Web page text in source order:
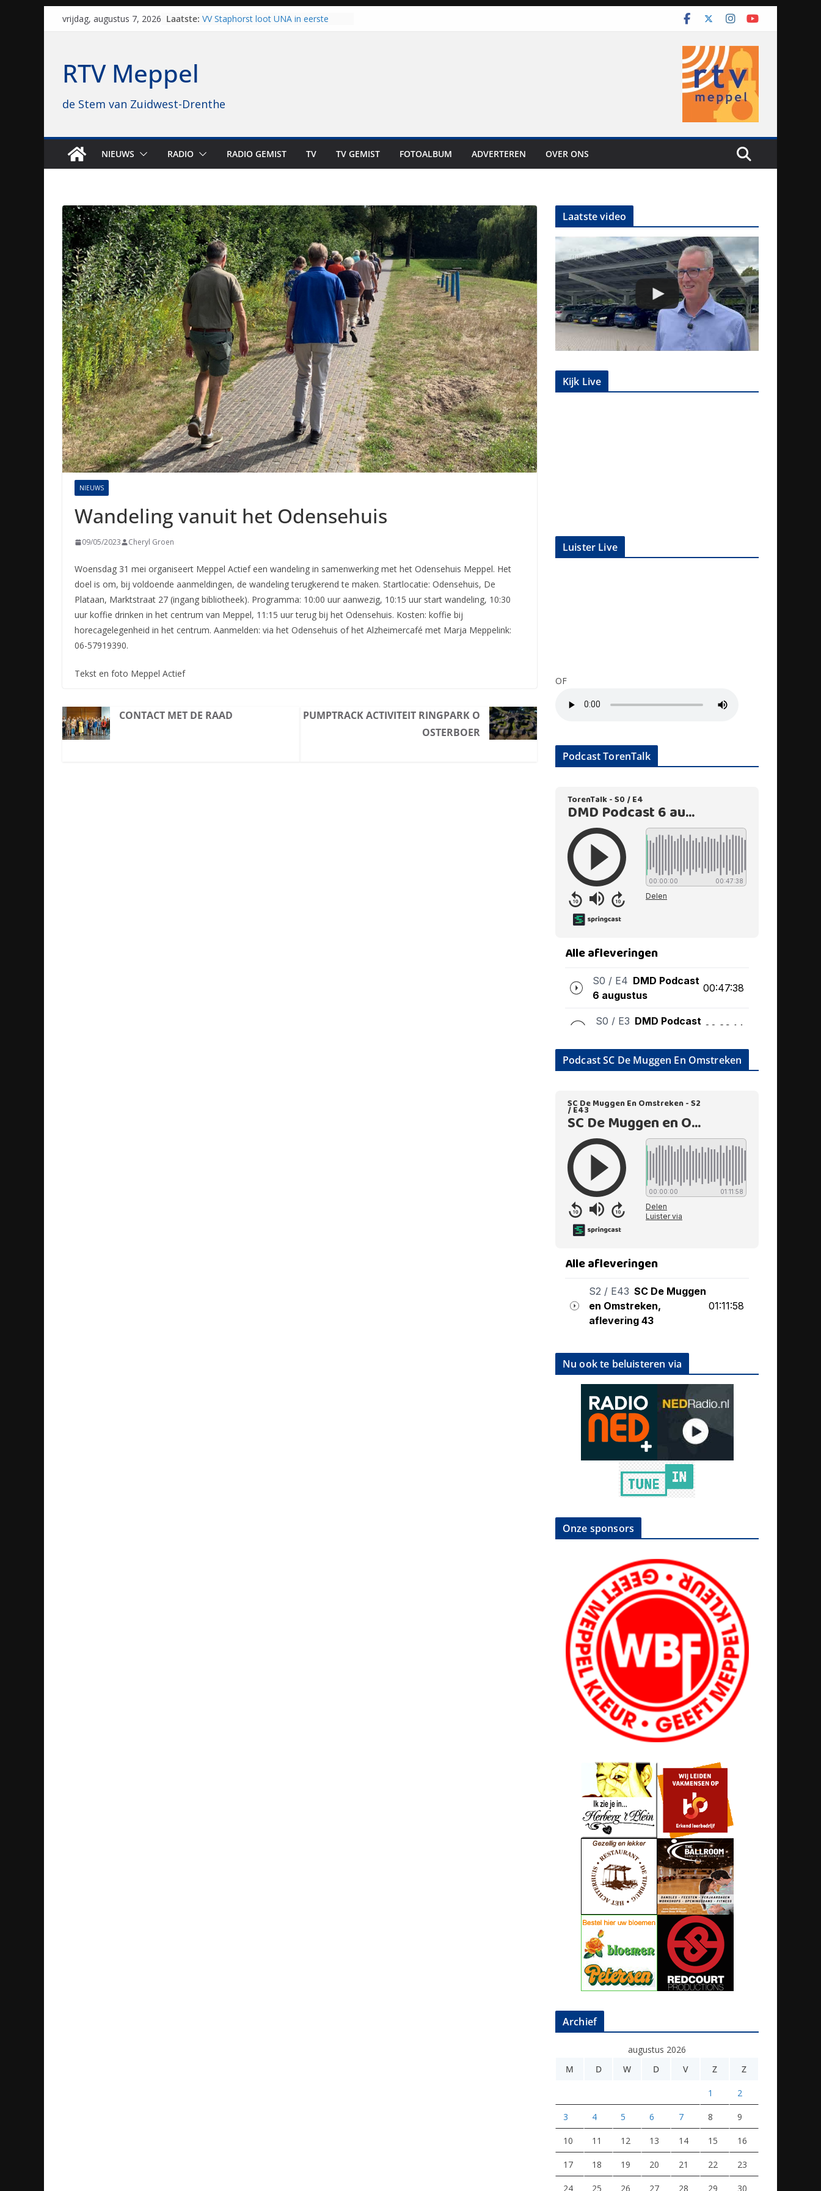
Skipvrijdag, augustus 7, 2026 Laatste: VV Staphorst loot UNA in eerste
Hoogeveen over: “Dit is altijd een
brullende motoren: internationale
grasbaanraces staan voor de deur
RTV Meppel
de Stem van Zuidwest-Drenthe
NIEUWS RADIO RADIO GEMIST TV TV GEMIST FOTOALBUM ADVERTEREN OVER ONS
NIEUWS
Wandeling vanuit het Odensehuis
09/05/2023 Cheryl Groen
Woensdag 31 mei organiseert Meppel Actief een wandeling in samenwerking met het Odensehuis Meppel. Het
doel is om, bij voldoende aanmeldingen, de wandeling terugkerend te maken. Startlocatie: Odensehuis, De
Plataan, Marktstraat 27 (ingang bibliotheek). Programma: 10:00 uur aanwezig, 10:15 uur start wandeling, 10:30
uur koffie drinken in het centrum van Meppel, 11:15 uur terug bij het Odensehuis. Kosten: koffie bij
horecagelegenheid in het centrum. Aanmelden: via het Odensehuis of het Alzheimercafé met Marja Meppelink:
06-57919390.
Tekst en foto Meppel Actief
CONTACT MET DE RAAD
PUMPTRACK ACTIVITEIT RINGPARK O
OSTERBOER
Laatste video
Kijk Live
Luister Live
OF
Podcast TorenTalk
Podcast SC De Muggen En Omstreken
Nu ook te beluisteren via
Onze sponsors
Archief
augustus 2026
M
D W D V Z Z
1 2
3 4 5 6 7 8 9
10 11 12 13 14 15 16
17 18 19 20 21 22 23
24 25 26 27 28 29 30